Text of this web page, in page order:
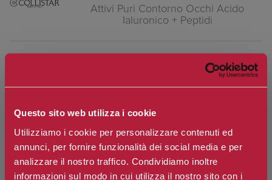
Questo sito web utilizza i cookie
Utilizziamo i cookie per personalizzare contenuti ed
annunci, per fornire funzionalità dei social media e per
analizzare il nostro traffico. Condividiamo inoltre
informazioni sul modo in cui utilizza il nostro sito con i
Attivi Puri Contorno Occhi Acido
Ialuronico + Peptidi
Art. n. 8015150218894
Disponibilità:
Contenuto *